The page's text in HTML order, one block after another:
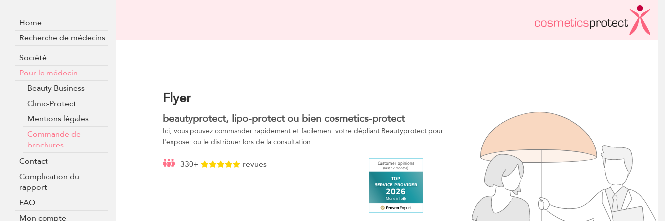
Home
Recherche de médecins
Société
Pour le médecin
Beauty Business
Clinic-Protect
Mentions légales
Commande de
brochures
Contact
Complication du
rapport
FAQ
Mon compte
Flyer
beautyprotect, lipo-protect ou bien cosmetics-protect
Ici, vous pouvez commander rapidement et facilement votre dépliant Beautyprotect pour
l'exposer ou le distribuer lors de la consultation.
330+ revues